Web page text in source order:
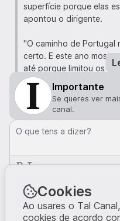
superfície porque elas
apontou o dirigente.
"O caminho de Portugal
certo. E este ano
até porque limitou os
defendendo a
esta transição.
Portugal é líder na
com mais de 80% da
com informação
Portuguesa de Energias
crescente destaque
com a APREN.
Importante
Se queres ver
canal.
O que tens a dizer?
Comentários · 0
Cookies
Ao usares o Tal
cookies de acordo